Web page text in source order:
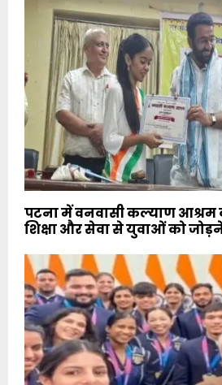
पटना में वनवासी कल्याण
शिक्षा और सेवा से युवाओं को